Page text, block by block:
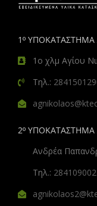
1º ΥΠΟΚΑΤΑΣΤΗΜΑ
1ο χλμ Αγίου
Τηλ.:
2º ΥΠΟΚΑΤΑΣΤΗΜΑ
Ανδρέα
Τηλ.: